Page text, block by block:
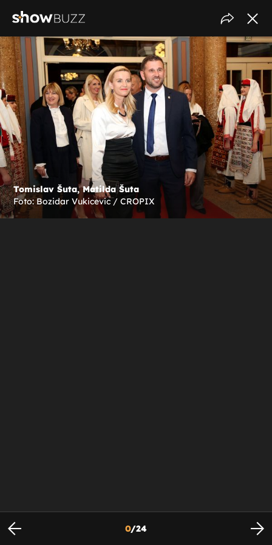
Tomislav Šuta, Matilda Šuta
Foto: Bozidar Vukicevic / CROPIX
0/24